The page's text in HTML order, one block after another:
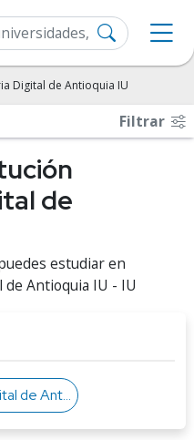
Digital de Antioquia IU
Filtrar
de
estudiar en
Antioquia IU - IU
IU